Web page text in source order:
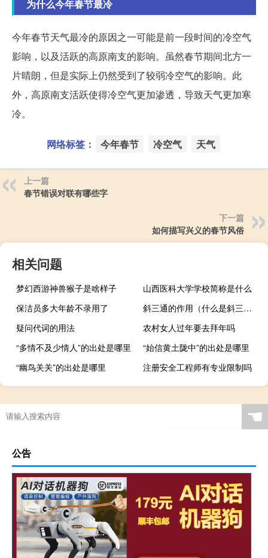
为什么今年春节最冷
今年春节天气最冷的原因之一可能是前一段时间的冷空气
影响，以及活跃的高原南支的影响。虽然春节期间北方一
片晴朗，但是实际上仍然受到了较弱冷空气的影响。此
外，高原南支活跃使得冷空气更加渗透，导致天气更加寒
冷。
网络标签： 今年春节 冷空气 天气
上一篇
春节错误对联有哪些字
下一篇
如何描写兴义的春节风俗
相关问题
梦幻西游神兽猴子是啥样子
山西医科大学学校简称是什么
保洁员多大年龄不录用了
斜三通的作用（什么是斜三通 斜四通）
疑问代词的用法
农村女人过年要去拜年吗
“多情不及少情人”的出处是哪里
“始信黄土陇中”的出处是哪里
“幽鸟关关”的出处是哪里
注册安全工程师有专业限制吗
☚
公告